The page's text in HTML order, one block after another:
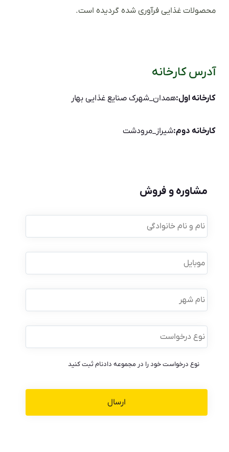
محصولات غذایی فرآوری شده گردیده است.
آدرس کارخانه
کارخانه اول:همدان_شهرک صنایع غذایی بهار
کارخانه دوم:شیراز_مرودشت
مشاوره و فروش
نام
و
نام
موبایل *
نام
شهر
نوع
درخواست *
نوع درخواست خود را در مجموعه دادنام ثبت کنید